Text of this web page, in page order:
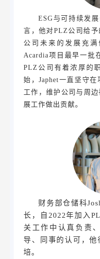
ESG与可持续发
言，他对PLZ公司给
公司未来的发展充
Acardia项目最早一批
PLZ公司有着浓厚的
始，Japhet一直坚守
工作，维护公司与周
展工作做出贡献。
财务部仓储科
长，自2022年加入
关工作中认真负责
导、同事的认可，
培。